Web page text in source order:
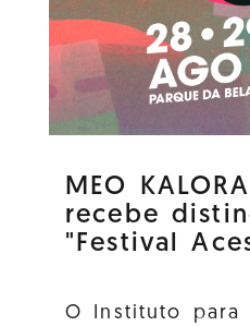
MEO
recebe
"Festival
O Instituto para